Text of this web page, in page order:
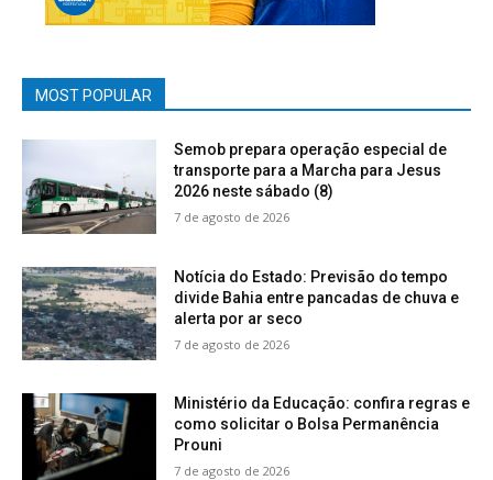
MOST POPULAR
Semob prepara operação especial de
transporte para a Marcha para Jesus
2026 neste sábado (8)
7 de agosto de 2026
Notícia do Estado: Previsão do tempo
divide Bahia entre pancadas de chuva e
alerta por ar seco
7 de agosto de 2026
Ministério da Educação: confira regras e
como solicitar o Bolsa Permanência
Prouni
7 de agosto de 2026